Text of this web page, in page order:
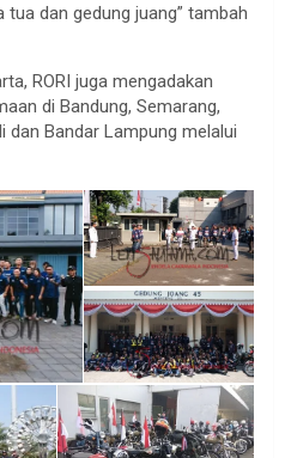
dan gedung juang” tambah
RORI juga mengadakan
di Bandung, Semarang,
dan Bandar Lampung melalui